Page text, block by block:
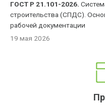
ГОСТ Р 21.101-2026.
строительства (СПДС).
рабочей документации
19 мая 2026